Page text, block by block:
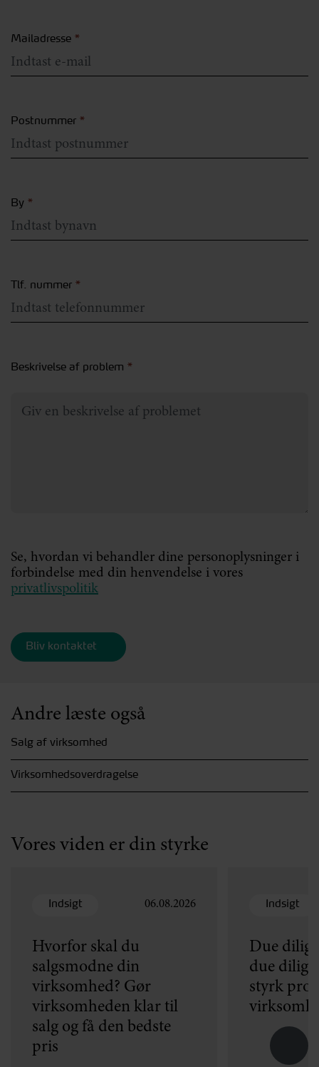
Mailadresse *
Postnummer *
By *
Tlf. nummer *
Beskrivelse af problem *
Se, hvordan vi behandler dine personoplysninger i
forbindelse med din henvendelse i vores
privatlivspolitik
Andre læste også
Salg af virksomhed
Virksomhedsoverdragelse
Vores viden er din styrke
Indsigt 06.08.2026
Hvorfor skal du
salgsmodne din
virksomhed? Gør
virksomheden klar til
salg og få den bedste
pris
Indsigt
Due
due
styrk